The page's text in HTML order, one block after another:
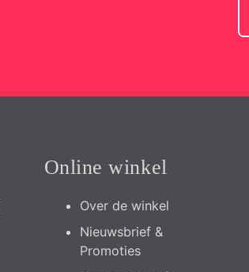
Online winkel
Over de winkel
Nieuwsbrief &
Promoties